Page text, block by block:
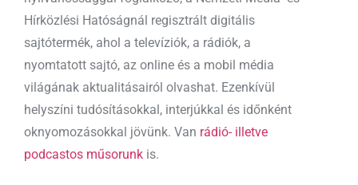
Hírközlési Hatóságnál regisztrált digitális
sajtótermék, ahol a televíziók, a rádiók, a
nyomtatott sajtó, az online és a mobil média
világának aktualitásairól olvashat. Ezenkívül
helyszíni tudósításokkal, interjúkkal és időnként
oknyomozásokkal jövünk. Van rádió- illetve
podcastos műsorunk is.